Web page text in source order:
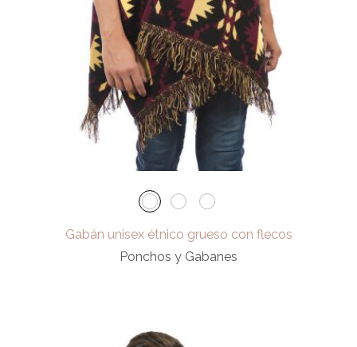
Gabán unisex étnico grueso con flecos
Ponchos y Gabanes